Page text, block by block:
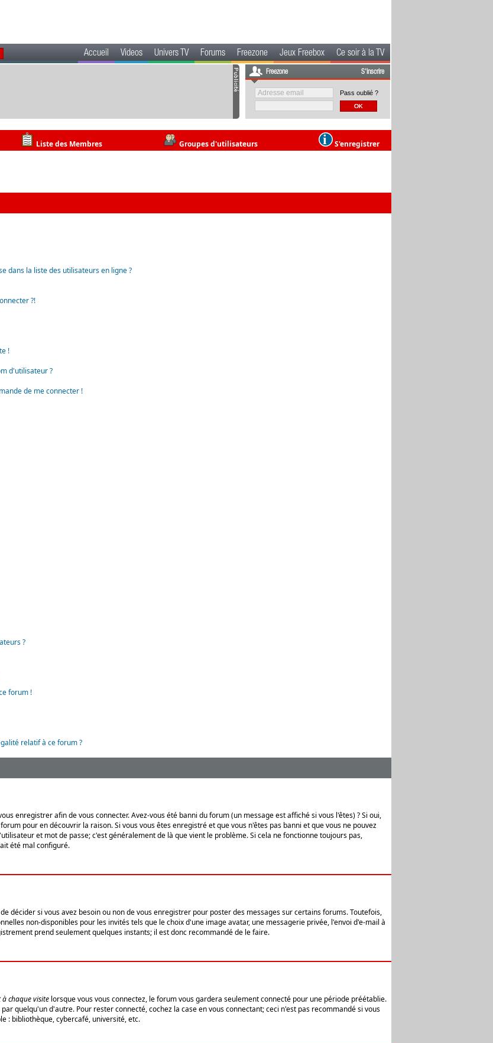
Accueil Videos Univers TV Forums Freezone Jeux Freebox Ce soir à la TV
Freezone S'inscrire
Pass oublié ?
Liste des Membres Groupes d'utilisateurs S'enregistrer
dans la liste des utilisateurs en ligne ?
?!
!
d'utilisateur ?
de me connecter !
?
forum !
relatif à ce forum ?
enregistrer afin de vous connecter. Avez-vous été banni du forum (un message est affiché si vous l'êtes) ? Si oui,
pour en découvrir la raison. Si vous vous êtes enregistré et que vous n'êtes pas banni et que vous ne pouvez
et mot de passe; c'est généralement de là que vient le problème. Si cela ne fonctionne toujours pas,
été mal configuré.
décider si vous avez besoin ou non de vous enregistrer pour poster des messages sur certains forums. Toutefois,
non-disponibles pour les invités tels que le choix d'une image avatar, une messagerie privée, l'envoi d'e-mail à
prend seulement quelques instants; il est donc recommandé de le faire.
chaque visite lorsque vous vous connectez, le forum vous gardera seulement connecté pour une période préétablie.
quelqu'un d'autre. Pour rester connecté, cochez la case en vous connectant; ceci n'est pas recommandé si vous
: bibliothèque, cybercafé, université, etc.